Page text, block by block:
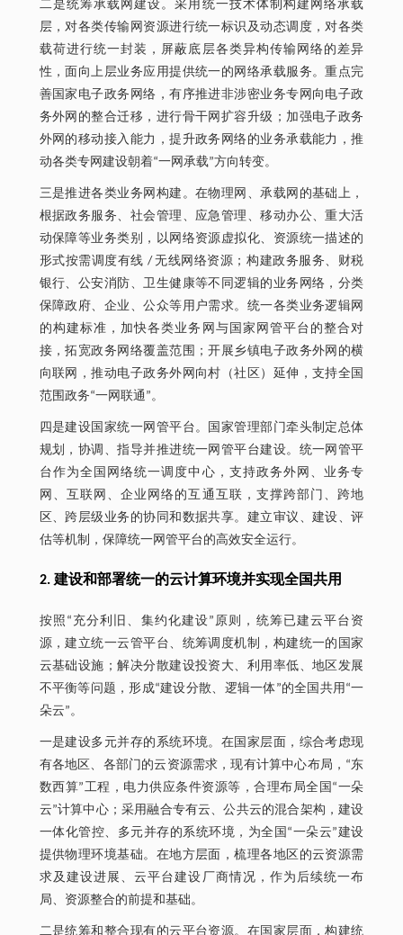
二是统筹承载网建设。采用统一技术体制构建网络承载
层，对各类传输网资源进行统一标识及动态调度，对各类
载荷进行统一封装，屏蔽底层各类异构传输网络的差异
性，面向上层业务应用提供统一的网络承载服务。重点完
善国家电子政务网络，有序推进非涉密业务专网向电子政
务外网的整合迁移，进行骨干网扩容升级；加强电子政务
外网的移动接入能力，提升政务网络的业务承载能力，推
动各类专网建设朝着“一网承载”方向转变。
三是推进各类业务网构建。在物理网、承载网的基础上，
根据政务服务、社会管理、应急管理、移动办公、重大活
动保障等业务类别，以网络资源虚拟化、资源统一描述的
形式按需调度有线 / 无线网络资源；构建政务服务、财税
银行、公安消防、卫生健康等不同逻辑的业务网络，分类
保障政府、企业、公众等用户需求。统一各类业务逻辑网
的构建标准，加快各类业务网与国家网管平台的整合对
接，拓宽政务网络覆盖范围；开展乡镇电子政务外网的横
向联网，推动电子政务外网向村（社区）延伸，支持全国
范围政务“一网联通”。
四是建设国家统一网管平台。国家管理部门牵头制定总体
规划，协调、指导并推进统一网管平台建设。统一网管平
台作为全国网络统一调度中心，支持政务外网、业务专
网、互联网、企业网络的互通互联，支撑跨部门、跨地
区、跨层级业务的协同和数据共享。建立审议、建设、评
估等机制，保障统一网管平台的高效安全运行。
2. 建设和部署统一的云计算环境并实现全国共用
按照“充分利旧、集约化建设”原则，统筹已建云平台资
源，建立统一云管平台、统筹调度机制，构建统一的国家
云基础设施；解决分散建设投资大、利用率低、地区发展
不平衡等问题，形成“建设分散、逻辑一体”的全国共用“一
朵云”。
一是建设多元并存的系统环境。在国家层面，综合考虑现
有各地区、各部门的云资源需求，现有计算中心布局，“东
数西算”工程，电力供应条件资源等，合理布局全国“一朵
云”计算中心；采用融合专有云、公共云的混合架构，建设
一体化管控、多元并存的系统环境，为全国“一朵云”建设
提供物理环境基础。在地方层面，梳理各地区的云资源需
求及建设进展、云平台建设厂商情况，作为后续统一布
局、资源整合的前提和基础。
二是统筹和整合现有的云平台资源。在国家层面，构建统